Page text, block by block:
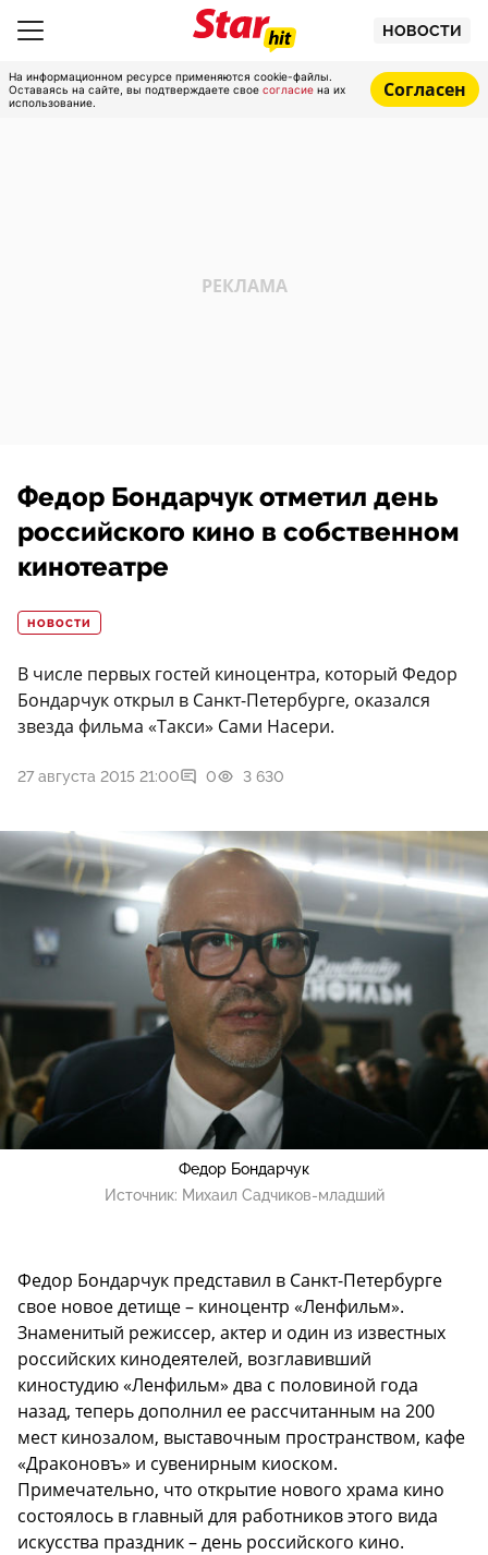
НОВОСТИ
На информационном ресурсе применяются cookie-файлы.
Оставаясь на сайте, вы подтверждаете свое согласие на их
использование.
Согласен
Федор Бондарчук отметил день
российского кино в собственном
кинотеатре
НОВОСТИ
В числе первых гостей киноцентра, который Федор
Бондарчук открыл в Санкт-Петербурге, оказался
звезда фильма «Такси» Сами Насери.
27 августа 2015 21:00 0 3 630
Федор Бондарчук
Источник: Михаил Садчиков-младший
Федор Бондарчук представил в Санкт-Петербурге
свое новое детище – киноцентр «Ленфильм».
Знаменитый режиссер, актер и один из известных
российских кинодеятелей, возглавивший
киностудию «Ленфильм» два с половиной года
назад, теперь дополнил ее рассчитанным на 200
мест кинозалом, выставочным пространством, кафе
«Драконовъ» и сувенирным киоском.
Примечательно, что открытие нового храма кино
состоялось в главный для работников этого вида
искусства праздник – день российского кино.